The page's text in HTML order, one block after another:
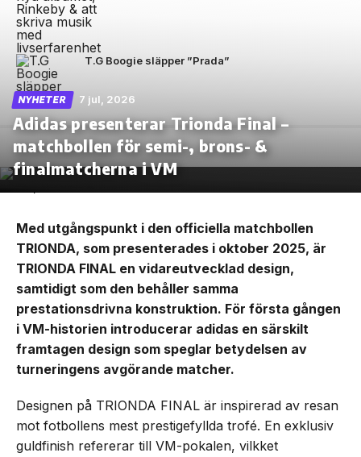
T.G Boogie släpper ”Prada”
NYHETER 7 jul, 2026
Adidas presenterar Trionda Final –
matchbollen för semi-, brons- &
finalmatcherna i VM
Med utgångspunkt i den officiella matchbollen
TRIONDA, som presenterades i oktober 2025, är
TRIONDA FINAL en vidareutvecklad design,
samtidigt som den behåller samma
prestationsdrivna konstruktion. För första gången
i VM-historien introducerar adidas en särskilt
framtagen design som speglar betydelsen av
turneringens avgörande matcher.
Designen på TRIONDA FINAL är inspirerad av resan
mot fotbollens mest prestigefyllda trofé. En exklusiv
guldfinish refererar till VM-pokalen, vilkket